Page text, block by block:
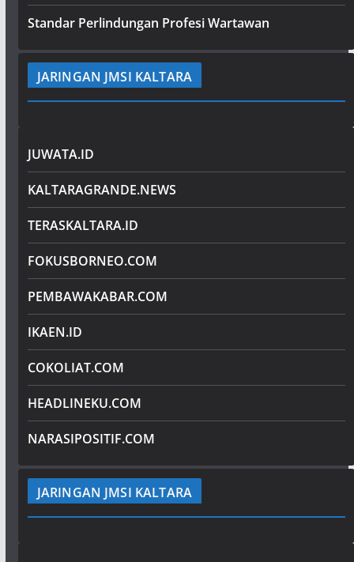
Standar Perlindungan Profesi Wartawan
JARINGAN JMSI KALTARA
JUWATA.ID
KALTARAGRANDE.NEWS
TERASKALTARA.ID
FOKUSBORNEO.COM
PEMBAWAKABAR.COM
IKAEN.ID
COKOLIAT.COM
HEADLINEKU.COM
NARASIPOSITIF.COM
JARINGAN JMSI KALTARA